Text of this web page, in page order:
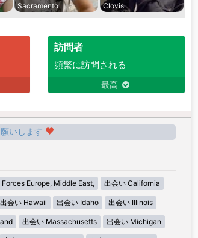
Sacramento
Clovis
訪問者
頻繁に訪問される
最高
いします
Europe, Middle East, 出会い California
出会い Hawaii 出会い Idaho 出会い Illinois
出会い Massachusetts 出会い Michigan